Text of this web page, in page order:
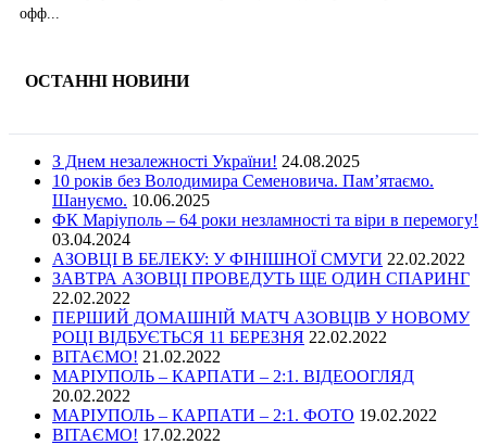
офф...
ОСТАННІ НОВИНИ
З Днем незалежності України! 24.08.2025
10 років без Володимира Семеновича. Пам’ятаємо.
Шануємо. 10.06.2025
ФК Маріуполь – 64 роки незламності та віри в перемогу!
03.04.2024
АЗОВЦІ В БЕЛЕКУ: У ФІНІШНОЇ СМУГИ 22.02.2022
ЗАВТРА АЗОВЦІ ПРОВЕДУТЬ ЩЕ ОДИН СПАРИНГ
22.02.2022
ПЕРШИЙ ДОМАШНІЙ МАТЧ АЗОВЦІВ У НОВОМУ
РОЦІ ВІДБУЄТЬСЯ 11 БЕРЕЗНЯ 22.02.2022
ВІТАЄМО! 21.02.2022
МАРІУПОЛЬ – КАРПАТИ – 2:1. ВІДЕООГЛЯД
20.02.2022
МАРІУПОЛЬ – КАРПАТИ – 2:1. ФОТО 19.02.2022
ВІТАЄМО! 17.02.2022